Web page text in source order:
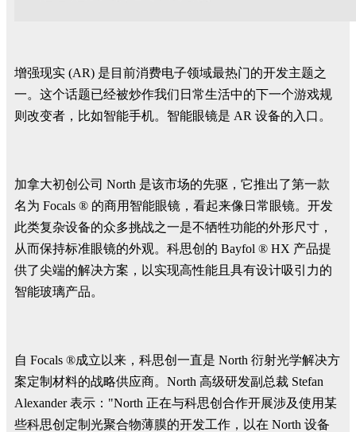
增强现实 (AR) 是目前消费电子领域最热门的开发主题之
一。这个话题已经被炒作我们日常生活中的下一个游戏规
则改变者，比如智能手机。智能眼镜是 AR 设备的入口。
加拿大初创公司 North 是该市场的先驱，它推出了第一款
名为 Focals ® 的商用智能眼镜，看起来像日常眼镜。开发
此类复杂设备的众多挑战之一是不牺牲功能的外形尺寸，
从而保持标准眼镜的外观。科思创的 Bayfol ® HX 产品提
供了尖端的解决方案，以实现高性能且具有设计吸引力的
智能玻璃产品。
自 Focals ®成立以来，科思创一直是 North 衍射光学解决方
案定制材料的战略供应商。North 高级研发副总裁 Stefan
Alexander 表示："North 正在与科思创合作开展涉及使用某
些科思创定制光聚合物薄膜的开发工作，以在 North 设备